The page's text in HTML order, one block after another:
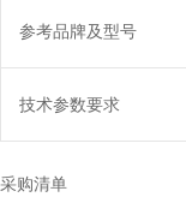
参考品牌及型号
技术参数要求
采购清单